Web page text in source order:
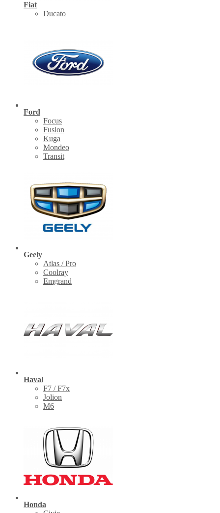
Fiat
Ducato
Ford
Focus
Fusion
Kuga
Mondeo
Transit
Geely
Atlas / Pro
Coolray
Emgrand
Haval
F7 / F7x
Jolion
M6
Honda